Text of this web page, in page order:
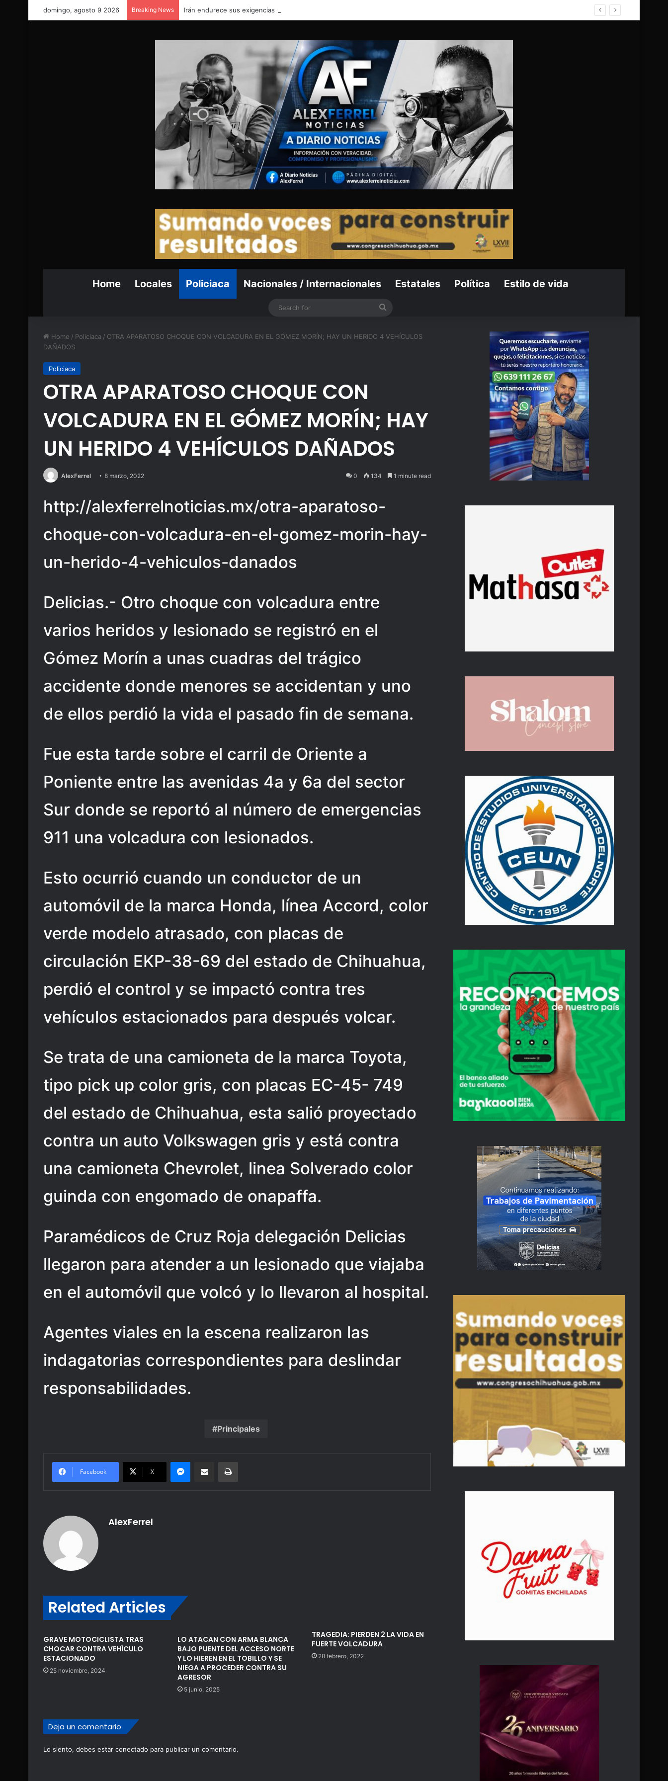
domingo, agosto 9 2026 Breaking News Irán endurece sus exigencias y complica la reapertura del Estrecho de Ormuz
Home Locales Policiaca Nacionales / Internacionales Estatales Política Estilo de vida
Search
Home / Policiaca / OTRA APARATOSO CHOQUE CON VOLCADURA EN EL GÓMEZ MORÍN; HAY UN HERIDO 4 VEHÍCULOS
DAÑADOS
Policiaca
OTRA APARATOSO CHOQUE CON
VOLCADURA EN EL GÓMEZ MORÍN; HAY
UN HERIDO 4 VEHÍCULOS DAÑADOS
AlexFerrel 8 marzo, 2022 0 134 1 minute read
http://alexferrelnoticias.mx/otra-aparatoso-
choque-con-volcadura-en-el-gomez-morin-hay-
un-herido-4-vehiculos-danados
Delicias.- Otro choque con volcadura entre
varios heridos y lesionado se registró en el
Gómez Morín a unas cuadras del trágico
accidente donde menores se accidentan y uno
de ellos perdió la vida el pasado fin de semana.
Fue esta tarde sobre el carril de Oriente a
Poniente entre las avenidas 4a y 6a del sector
Sur donde se reportó al número de emergencias
911 una volcadura con lesionados.
Esto ocurrió cuando un conductor de un
automóvil de la marca Honda, línea Accord, color
verde modelo atrasado, con placas de
circulación EKP-38-69 del estado de Chihuahua,
perdió el control y se impactó contra tres
vehículos estacionados para después volcar.
Se trata de una camioneta de la marca Toyota,
tipo pick up color gris, con placas EC-45- 749
del estado de Chihuahua, esta salió proyectado
contra un auto Volkswagen gris y está contra
una camioneta Chevrolet, linea Solverado color
guinda con engomado de onapaffa.
Paramédicos de Cruz Roja delegación Delicias
llegaron para atender a un lesionado que viajaba
en el automóvil que volcó y lo llevaron al hospital.
Agentes viales en la escena realizaron las
indagatorias correspondientes para deslindar
responsabilidades.
Principales
Facebook X
Messenger
Share via Email Print
AlexFerrel
Related Articles
GRAVE MOTOCICLISTA TRAS
CHOCAR CONTRA VEHÍCULO
ESTACIONADO
25 noviembre, 2024
LO ATACAN CON ARMA BLANCA
BAJO PUENTE DEL ACCESO NORTE
Y LO HIEREN EN EL TOBILLO Y SE
NIEGA A PROCEDER CONTRA SU
AGRESOR
5 junio, 2025
TRAGEDIA: PIERDEN 2 LA VIDA EN
FUERTE VOLCADURA
28 febrero, 2022
Deja un comentario
Lo siento, debes estar conectado para publicar un comentario.